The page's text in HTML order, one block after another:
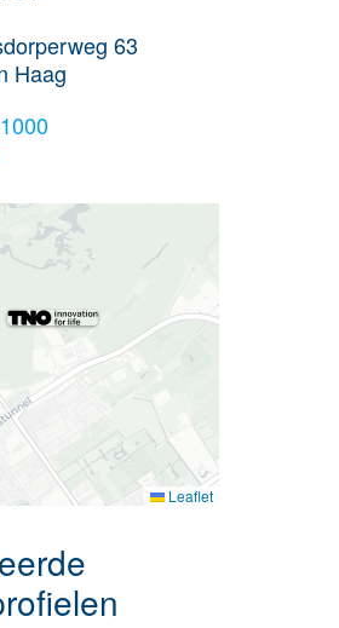
63
Haag
Leaflet